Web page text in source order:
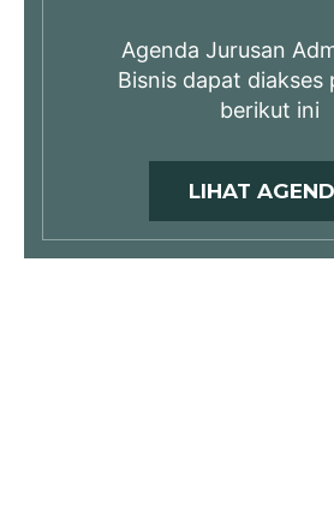
Agenda Jurusan
Bisnis dapat diakses
berikut ini
LIHAT